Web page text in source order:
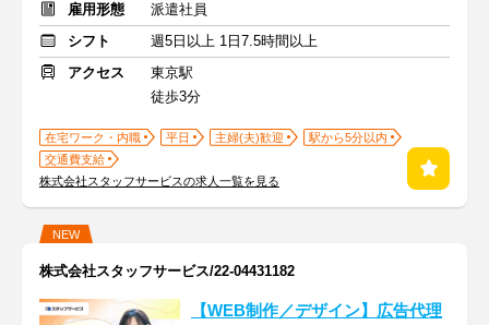
雇用形態
派遣社員
シフト
週5日以上 1日7.5時間以上
アクセス
東京駅
徒歩3分
在宅ワーク・内職 平日 主婦(夫)歓迎
駅から5分以内
交通費支給
株式会社スタッフサービスの求人一覧を見る
NEW
株式会社スタッフサービス/22-04431182
【WEB制作／デザイン】広告代理